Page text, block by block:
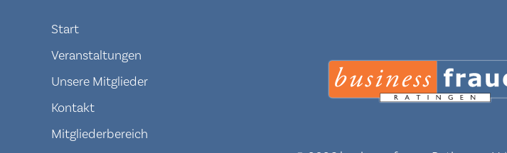
Navigation
Start
Veranstaltungen
Unsere Mitglieder
Kontakt
Mitgliederbereich